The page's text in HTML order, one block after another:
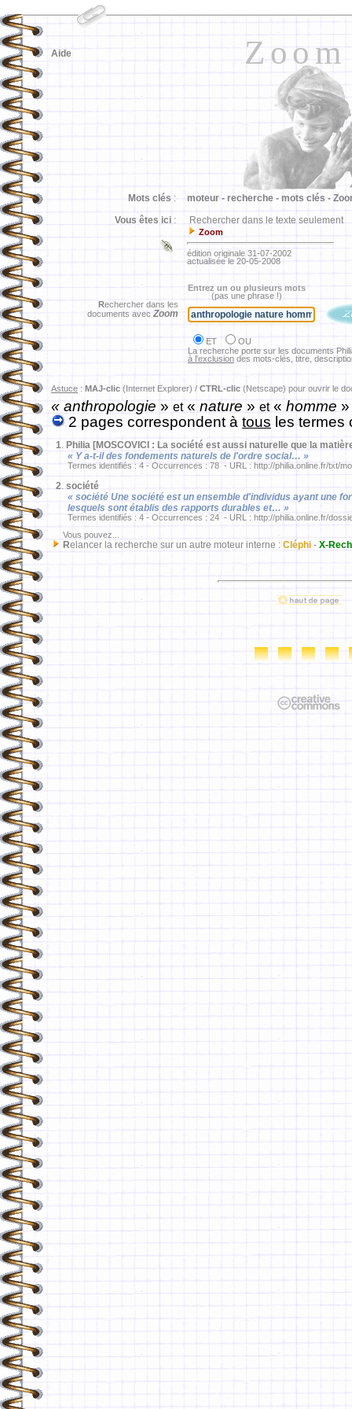
Zoom
Aide
Mots clés : moteur - recherche - mots clés -
Vous êtes ici : Rechercher dans le texte seulement
Zoom
édition originale 31-07-2002
actualisée le 20-05-2008
Rechercher dans les
documents avec Zoom
Entrez un ou plusieurs mots
(pas une phrase !)
ET
OU
La recherche porte sur les documents
à l'exclusion des mots-clés, titre,
Astuce : MAJ-clic (Internet Explorer) / CTRL-clic (Netscape) pour ouvrir le
« anthropologie » et« nature » et« homme
2 pages correspondent à tous les termes
1. Philia [MOSCOVICI : La société est aussi naturelle que la
« Y a-t-il des fondements naturels de l'ordre social… »
Termes identifiés : 4 - Occurrences : 78 - URL : http://philia.online.fr/txt/
2. société
« société Une société est un ensemble d'individus ayant une
lesquels sont établis des rapports durables et… »
Termes identifiés : 4 - Occurrences : 24 - URL : http://philia.online.fr/
Vous pouvez...
Relancer la recherche sur un autre moteur interne : Cléphi - X-